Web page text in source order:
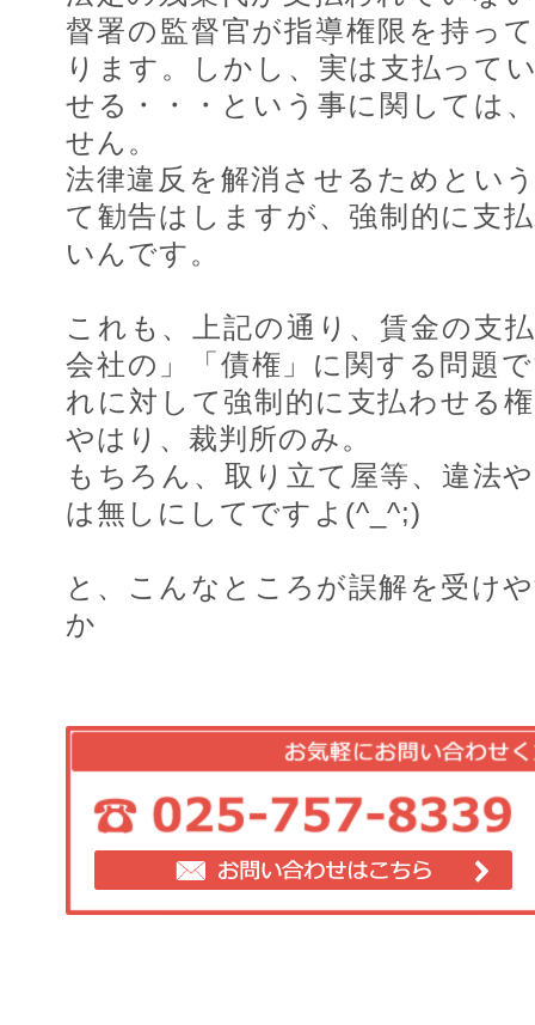
督署の監督官が指導権限を持っ
ります。しかし、実は支払って
せる・・・という事に関しては
せん。
法律違反を解消させるためとい
て勧告はしますが、強制的に支
いんです。
これも、上記の通り、賃金の支
会社の」「債権」に関する問題
れに対して強制的に支払わせる
やはり、裁判所のみ。
もちろん、取り立て屋等、違法
は無しにしてですよ(^_^;)
と、こんなところが誤解を受け
か